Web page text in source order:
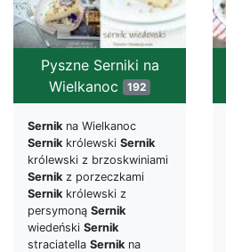
Pyszne Serniki na
Wielkanoc
192
Sernikna Wielkanoc
Sernikkrólewski Sernik
królewski z brzoskwiniami
Sernikz porzeczkami
Sernikkrólewski z
persymoną Sernik
wiedeński Sernik
straciatella Sernikna